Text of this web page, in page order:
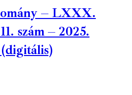
– LXXX.
szám – 2025.